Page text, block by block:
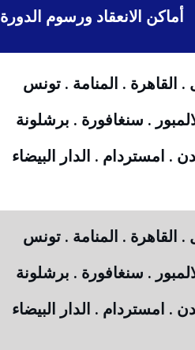
أماكن الانعقاد ورسوم الدورة
القاهرة . المنامة . تونس
. سنغافورة . برشلونة
. امستردام . الدار البيضاء
القاهرة . المنامة . تونس
. سنغافورة . برشلونة
. امستردام . الدار البيضاء